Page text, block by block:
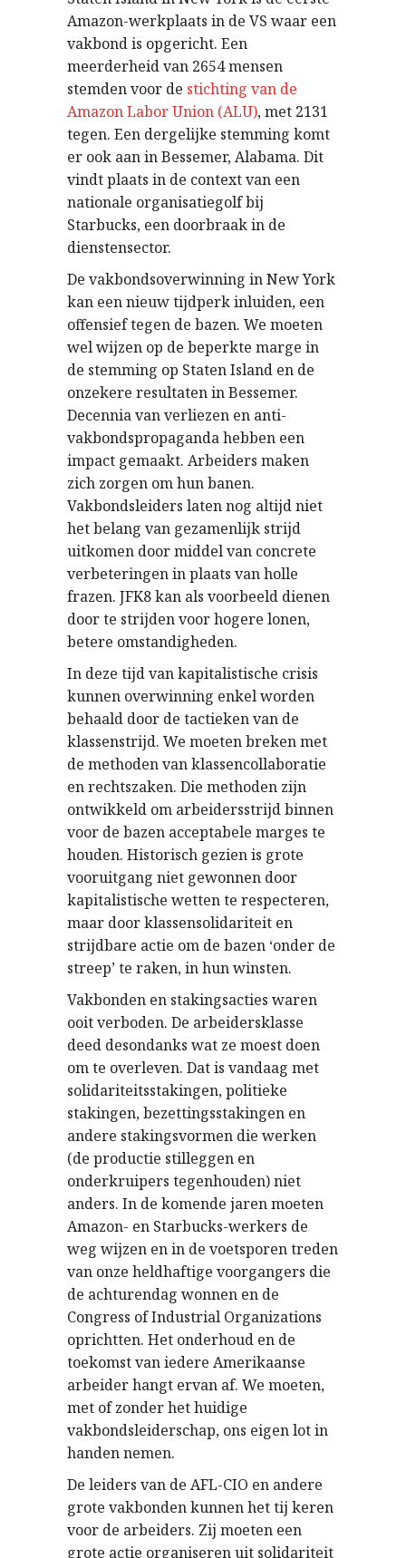
Amazon-werkplaats in de VS waar een
vakbond is opgericht. Een
meerderheid van 2654 mensen
stemden voor de stichting van de
Amazon Labor Union (ALU), met 2131
tegen. Een dergelijke stemming komt
er ook aan in Bessemer, Alabama. Dit
vindt plaats in de context van een
nationale organisatiegolf bij
Starbucks, een doorbraak in de
dienstensector.
De vakbondsoverwinning in New York
kan een nieuw tijdperk inluiden, een
offensief tegen de bazen. We moeten
wel wijzen op de beperkte marge in
de stemming op Staten Island en de
onzekere resultaten in Bessemer.
Decennia van verliezen en anti-
vakbondspropaganda hebben een
impact gemaakt. Arbeiders maken
zich zorgen om hun banen.
Vakbondsleiders laten nog altijd niet
het belang van gezamenlijk strijd
uitkomen door middel van concrete
verbeteringen in plaats van holle
frazen. JFK8 kan als voorbeeld dienen
door te strijden voor hogere lonen,
betere omstandigheden.
In deze tijd van kapitalistische crisis
kunnen overwinning enkel worden
behaald door de tactieken van de
klassenstrijd. We moeten breken met
de methoden van klassencollaboratie
en rechtszaken. Die methoden zijn
ontwikkeld om arbeidersstrijd binnen
voor de bazen acceptabele marges te
houden. Historisch gezien is grote
vooruitgang niet gewonnen door
kapitalistische wetten te respecteren,
maar door klassensolidariteit en
strijdbare actie om de bazen ‘onder de
streep’ te raken, in hun winsten.
Vakbonden en stakingsacties waren
ooit verboden. De arbeidersklasse
deed desondanks wat ze moest doen
om te overleven. Dat is vandaag met
solidariteitsstakingen, politieke
stakingen, bezettingsstakingen en
andere stakingsvormen die werken
(de productie stilleggen en
onderkruipers tegenhouden) niet
anders. In de komende jaren moeten
Amazon- en Starbucks-werkers de
weg wijzen en in de voetsporen treden
van onze heldhaftige voorgangers die
de achturendag wonnen en de
Congress of Industrial Organizations
oprichtten. Het onderhoud en de
toekomst van iedere Amerikaanse
arbeider hangt ervan af. We moeten,
met of zonder het huidige
vakbondsleiderschap, ons eigen lot in
handen nemen.
De leiders van de AFL-CIO en andere
grote vakbonden kunnen het tij keren
voor de arbeiders. Zij moeten een
grote actie organiseren uit solidariteit